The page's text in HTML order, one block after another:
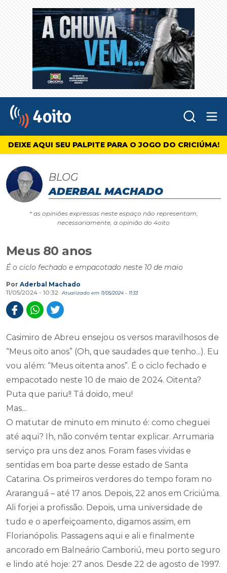
4oito
DEIXE AQUI SEU PALPITE PARA O JOGO DO CRICIÚMA!
BLOG
ADERBAL MACHADO
* as opiniões expressas neste espaço não representam,
necessariamente, a opinião do 4oito
Meus 80 anos
É o ciclo fechado e empacotado neste 10 de maio
Por Aderbal Machado
11/05/2024 - 10:32
Atualizado em 11/05/2024 - 11:33
Casimiro de Abreu ensejou os versos maravilhosos de
“Meus oito anos” (Oh, que saudades que tenho...). Eu
vou além: “Meus oitenta anos”. É o ciclo fechado e
empacotado neste 10 de maio de 2024. Oitenta?
Puta que pariu!! Tá doido, meu!
Mas...
O matutar de minuto em minuto é: como cheguei
até aqui? Ih, não convém tentar explicar. Arrumaria
serviço pra uns dez anos. Foram fases vividas e
sentidas em boa parte desse estado de Santa
Catarina. Os primeiros verdores do tempo foram no
Araranguá – até 17 anos. Depois, 22 anos em Criciúma.
Ali forjei a profissão. Depois, uma universidade de
tudo e o aperfeiçoamento, digamos assim, em
Florianópolis. Passagens aqui e ali e finalmente
ancorado em Balneário Camboriú, meu porto seguro
e lindo até hoje: 27 anos. Desde 22 de agosto de 1997.